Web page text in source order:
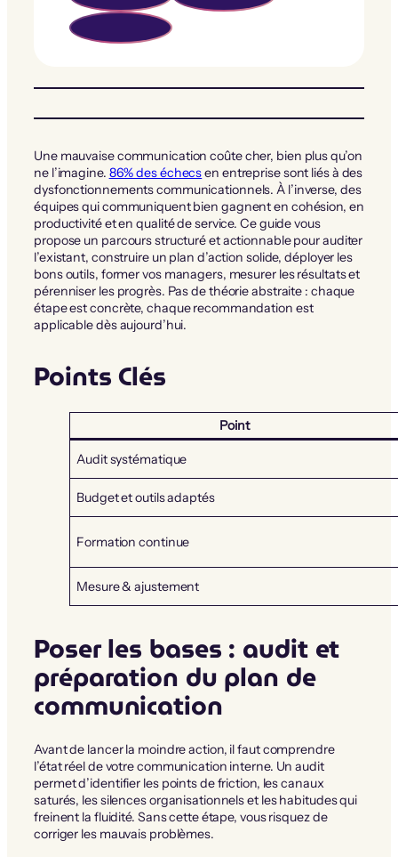
Une mauvaise communication coûte cher, bien plus qu’on
ne l’imagine. 86% des échecsen entreprise sont liés à des
dysfonctionnements communicationnels. À l’inverse, des
équipes qui communiquent bien gagnent en cohésion, en
productivité et en qualité de service. Ce guide vous
propose un parcours structuré et actionnable pour auditer
l’existant, construire un plan d’action solide, déployer les
bons outils, former vos managers, mesurer les résultats et
pérenniser les progrès. Pas de théorie abstraite : chaque
étape est concrète, chaque recommandation est
applicable dès aujourd’hui.
Points Clés
Point
Audit systématique
Budget et outils adaptés
Formation continue
Mesure & ajustement
Poser les bases : audit et
préparation du plan de
communication
Avant de lancer la moindre action, il faut comprendre
l’état réel de votre communication interne. Un audit
permet d’identifier les points de friction, les canaux
saturés, les silences organisationnels et les habitudes qui
freinent la fluidité. Sans cette étape, vous risquez de
corriger les mauvais problèmes.